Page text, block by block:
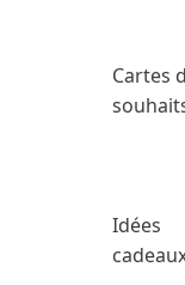
Cartes
Idées